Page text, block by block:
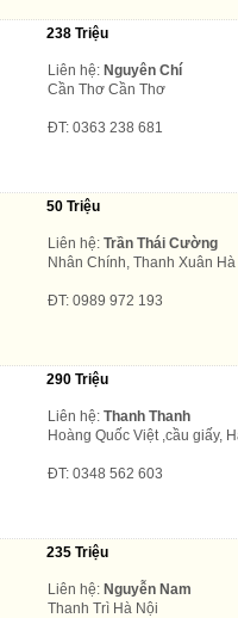
238 Triệu
Liên hệ: Nguyên Chí
Cần Thơ Cần Thơ
ĐT: 0363 238 681
50 Triệu
Liên hệ: Trần Thái Cường
Nhân Chính, Thanh Xuân Hà
ĐT: 0989 972 193
290 Triệu
Liên hệ: Thanh Thanh
Hoàng Quốc Việt ,cầu giấy,
ĐT: 0348 562 603
235 Triệu
Liên hệ: Nguyễn Nam
Thanh Trì Hà Nội